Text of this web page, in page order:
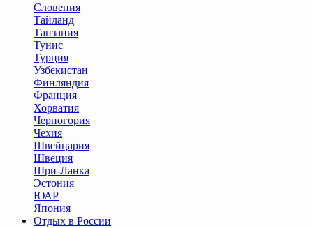
Словения
Тайланд
Танзания
Тунис
Турция
Узбекистан
Финляндия
Франция
Хорватия
Черногория
Чехия
Швейцария
Швеция
Шри-Ланка
Эстония
ЮАР
Япония
Отдых в России